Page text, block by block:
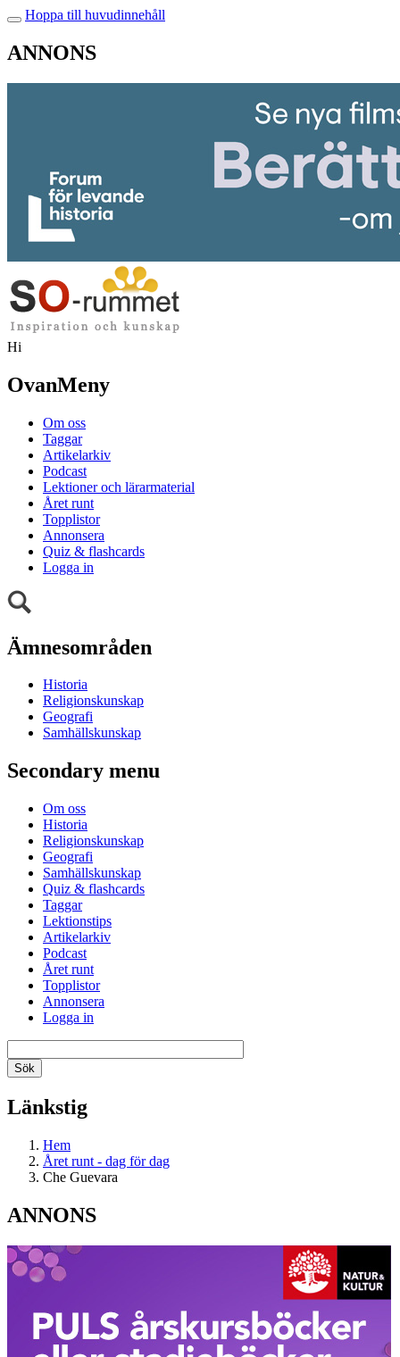
Hoppa till huvudinnehåll
ANNONS
Hi
OvanMeny
Om oss
Taggar
Artikelarkiv
Podcast
Lektioner och lärarmaterial
Året runt
Topplistor
Annonsera
Quiz & flashcards
Logga in
Ämnesområden
Historia
Religionskunskap
Geografi
Samhällskunskap
Secondary menu
Om oss
Historia
Religionskunskap
Geografi
Samhällskunskap
Quiz & flashcards
Taggar
Lektionstips
Artikelarkiv
Podcast
Året runt
Topplistor
Annonsera
Logga in
Länkstig
Hem
Året runt - dag för dag
Che Guevara
ANNONS